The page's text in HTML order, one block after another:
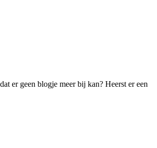
er geen blogje meer bij kan? Heerst er een